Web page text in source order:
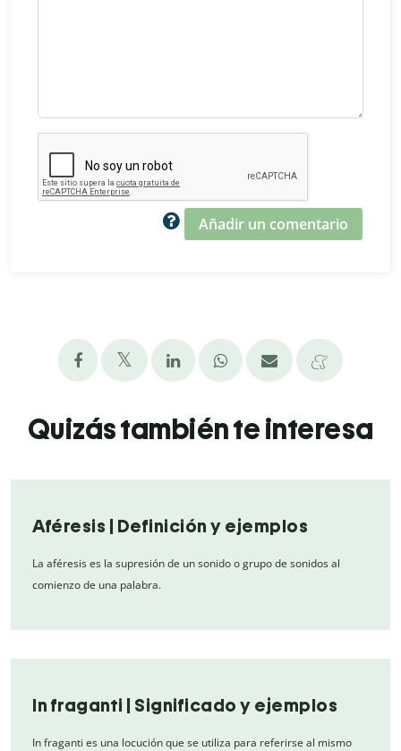
Añadir un comentario
Quizás también te interesa
Aféresis | Definición y ejemplos
La aféresis es la supresión de un sonido o grupo de sonidos al
comienzo de una palabra.
In fraganti | Significado y ejemplos
In fraganti es una locución que se utiliza para referirse al mismo